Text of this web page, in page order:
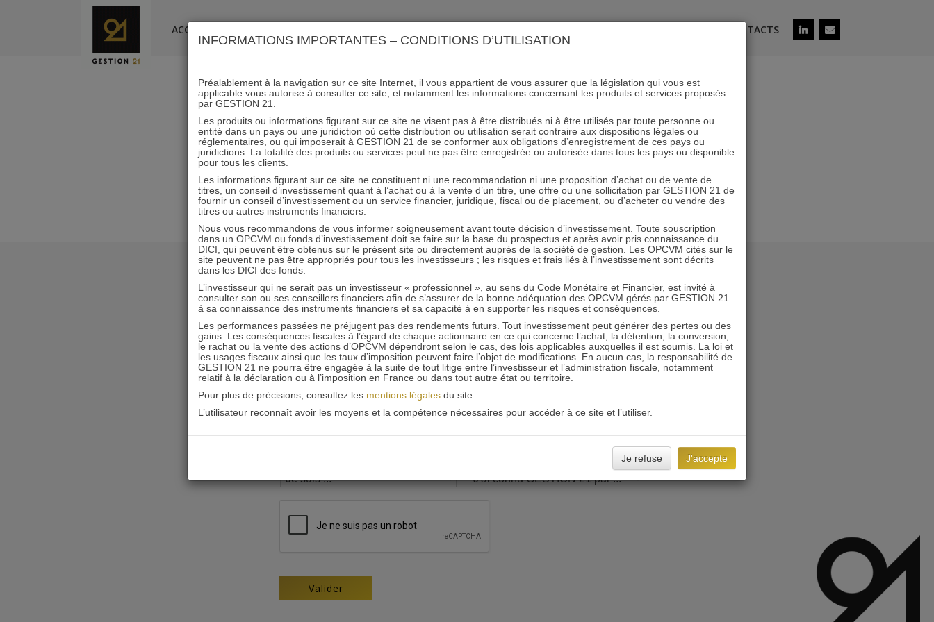
ACCUEIL CONTACTS
Investir LG Klépierre
11.02.2019 - Partagez l'article sur
RESTER INFORMÉ
Recevoir nos newsletters
INFORMATIONS IMPORTANTES – CONDITIONS D’UTILISATION
Préalablement à la navigation sur ce site Internet, il vous appartient de vous assurer que la législation qui vous est
applicable vous autorise à consulter ce site, et notamment les informations concernant les produits et services proposés
par GESTION 21.
Les produits ou informations figurant sur ce site ne visent pas à être distribués ni à être utilisés par toute personne ou
entité dans un pays ou une juridiction où cette distribution ou utilisation serait contraire aux dispositions légales ou
réglementaires, ou qui imposerait à GESTION 21 de se conformer aux obligations d’enregistrement de ces pays ou
juridictions. La totalité des produits ou services peut ne pas être enregistrée ou autorisée dans tous les pays ou disponible
pour tous les clients.
Les informations figurant sur ce site ne constituent ni une recommandation ni une proposition d’achat ou de vente de
titres, un conseil d’investissement quant à l’achat ou à la vente d’un titre, une offre ou une sollicitation par GESTION 21 de
fournir un conseil d’investissement ou un service financier, juridique, fiscal ou de placement, ou d’acheter ou vendre des
titres ou autres instruments financiers.
Nous vous recommandons de vous informer soigneusement avant toute décision d’investissement. Toute souscription
dans un OPCVM ou fonds d’investissement doit se faire sur la base du prospectus et après avoir pris connaissance du
DICI, qui peuvent être obtenus sur le présent site ou directement auprès de la société de gestion. Les OPCVM cités sur le
site peuvent ne pas être appropriés pour tous les investisseurs ; les risques et frais liés à l’investissement sont décrits
dans les DICI des fonds.
L’investisseur qui ne serait pas un investisseur « professionnel », au sens du Code Monétaire et Financier, est invité à
consulter son ou ses conseillers financiers afin de s’assurer de la bonne adéquation des OPCVM gérés par GESTION 21
à sa connaissance des instruments financiers et sa capacité à en supporter les risques et conséquences.
Les performances passées ne préjugent pas des rendements futurs. Tout investissement peut générer des pertes ou des
gains. Les conséquences fiscales à l’égard de chaque actionnaire en ce qui concerne l’achat, la détention, la conversion,
le rachat ou la vente des actions d’OPCVM dépendront selon le cas, des lois applicables auxquelles il est soumis. La loi et
les usages fiscaux ainsi que les taux d’imposition peuvent faire l’objet de modifications. En aucun cas, la responsabilité de
GESTION 21 ne pourra être engagée à la suite de tout litige entre l’investisseur et l’administration fiscale, notamment
relatif à la déclaration ou à l’imposition en France ou dans tout autre état ou territoire.
Pour plus de précisions, consultez les mentions légalesdu site.
L’utilisateur reconnaît avoir les moyens et la compétence nécessaires pour accéder à ce site et l’utiliser.
Je refuse J'accepte